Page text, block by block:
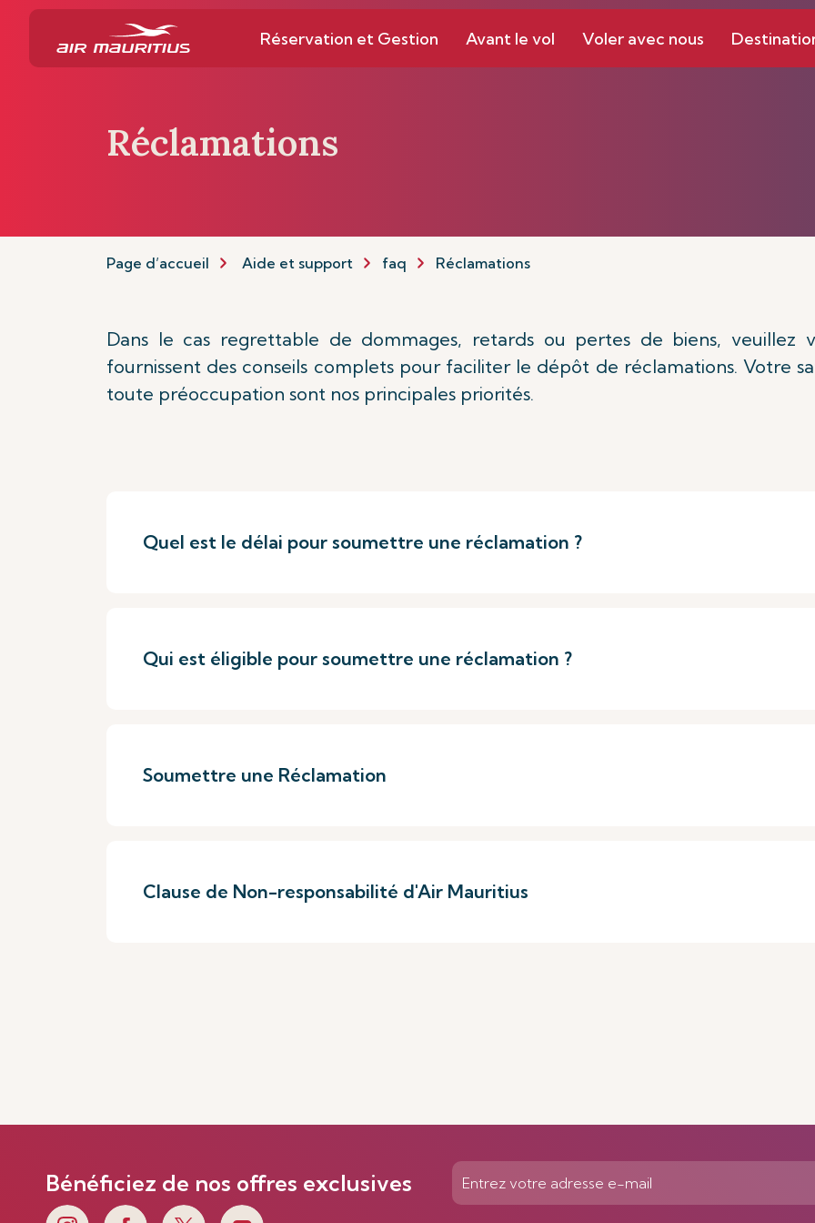
Réservation et Gestion Avant le vol Voler avec nous
Réclamations
Page d’accueil Aide et support faq Réclamations
Dans le cas regrettable de dommages, retards ou pertes de biens, veuillez
fournissent des conseils complets pour faciliter le dépôt de réclamations. Votre
toute préoccupation sont nos principales priorités.
Quel est le délai pour soumettre une réclamation ?
Qui est éligible pour soumettre une réclamation ?
Soumettre une Réclamation
Clause de Non-responsabilité d'Air Mauritius
Bénéficiez de nos offres exclusives